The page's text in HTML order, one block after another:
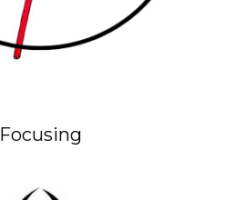
Focusing